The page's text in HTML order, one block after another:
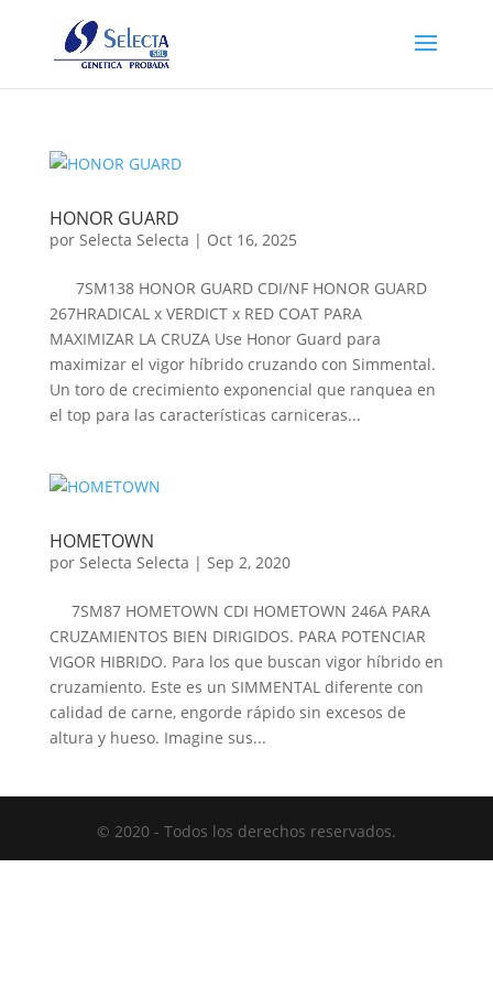
HONOR GUARD
por Selecta Selecta | Oct 16, 2025
7SM138 HONOR GUARD CDI/NF HONOR GUARD
267HRADICAL x VERDICT x RED COAT PARA
MAXIMIZAR LA CRUZA Use Honor Guard para
maximizar el vigor híbrido cruzando con Simmental.
Un toro de crecimiento exponencial que ranquea en
el top para las características carniceras...
HOMETOWN
por Selecta Selecta | Sep 2, 2020
7SM87 HOMETOWN CDI HOMETOWN 246A PARA
CRUZAMIENTOS BIEN DIRIGIDOS. PARA POTENCIAR
VIGOR HIBRIDO. Para los que buscan vigor híbrido en
cruzamiento. Este es un SIMMENTAL diferente con
calidad de carne, engorde rápido sin excesos de
altura y hueso. Imagine sus...
© 2020 - Todos los derechos reservados.